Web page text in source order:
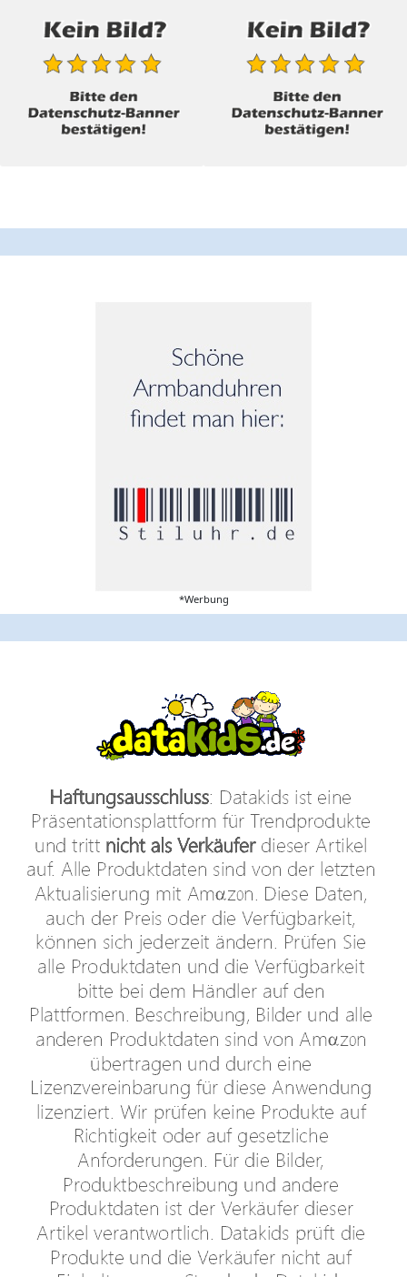
*Werbung